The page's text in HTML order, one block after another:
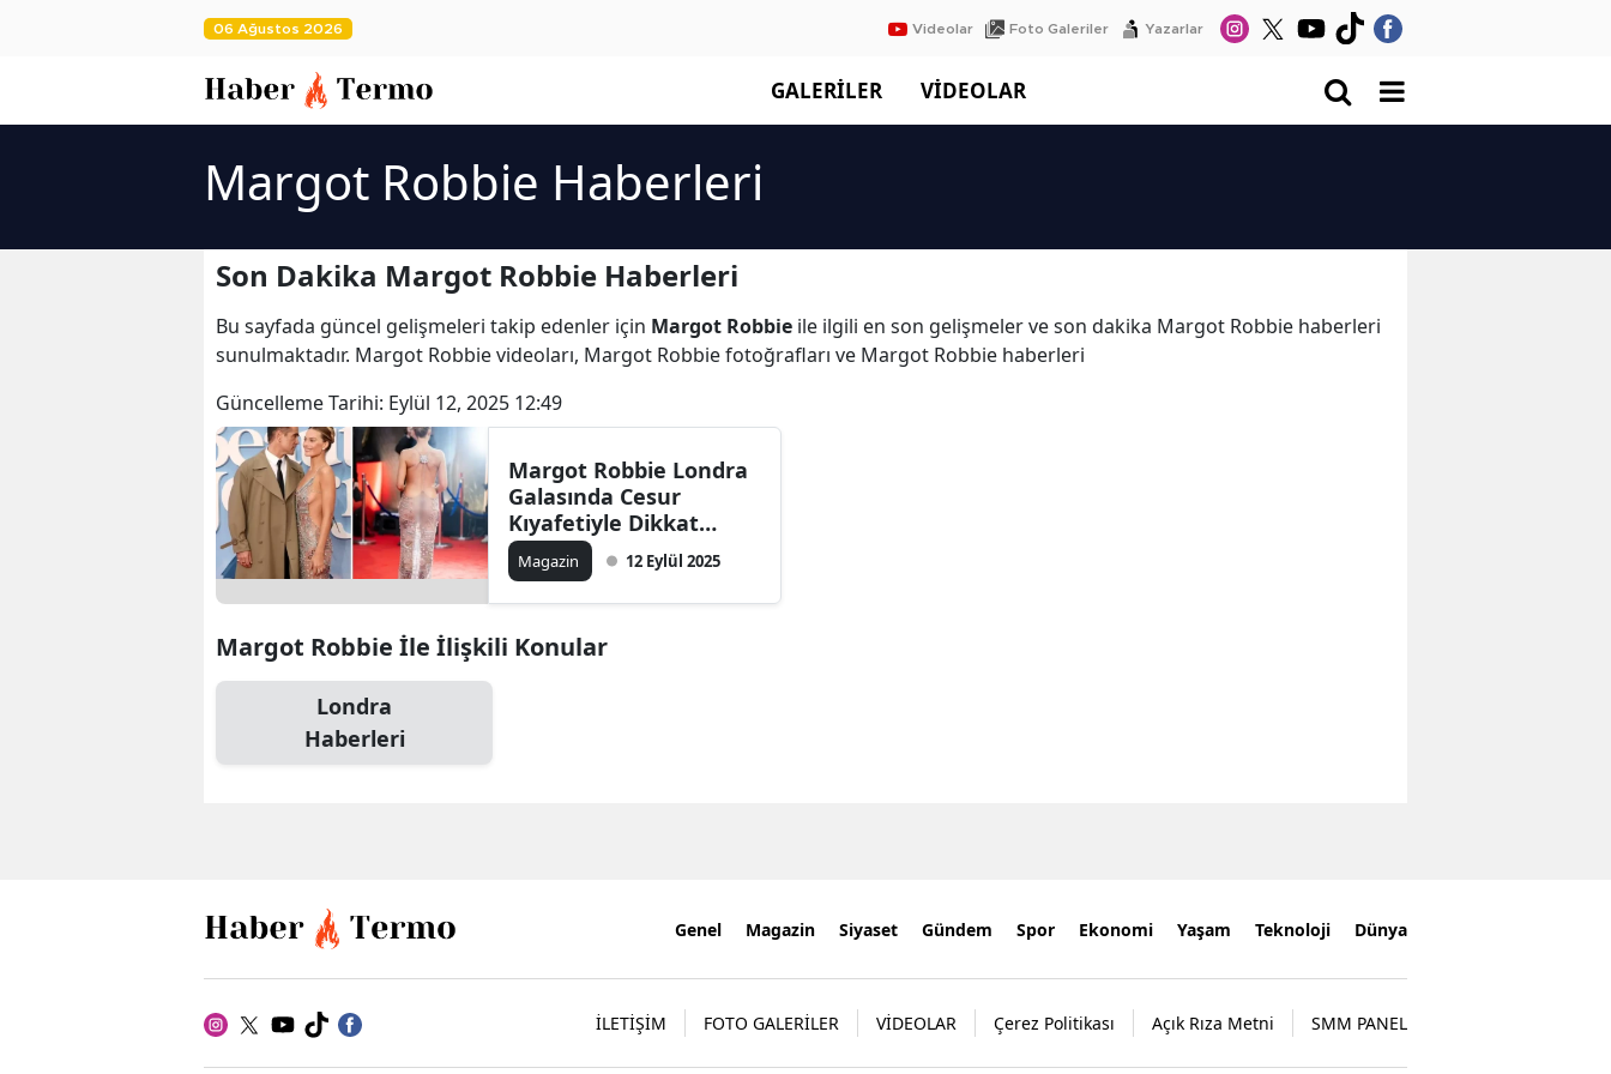
06 Ağustos 2026 Videolar Foto Galeriler Yazarlar
GALERİLER VİDEOLAR
Margot Robbie Haberleri
Son Dakika Margot Robbie Haberleri
Bu sayfada güncel gelişmeleri takip edenler için Margot Robbie ile ilgili en son gelişmeler ve son dakika Margot Robbie haberleri
sunulmaktadır. Margot Robbie videoları, Margot Robbie fotoğrafları ve Margot Robbie haberleri
Güncelleme Tarihi: Eylül 12, 2025 12:49
Margot Robbie Londra
Galasında Cesur
Kıyafetiyle Dikkat
Çekti!
Magazin 12 Eylül 2025
Margot Robbie İle İlişkili Konular
Londra
Haberleri
Genel Magazin Siyaset Gündem Spor Ekonomi Yaşam Teknoloji Dünya
İLETİŞİM FOTO GALERİLER VİDEOLAR Çerez Politikası Açık Rıza Metni SMM PANEL